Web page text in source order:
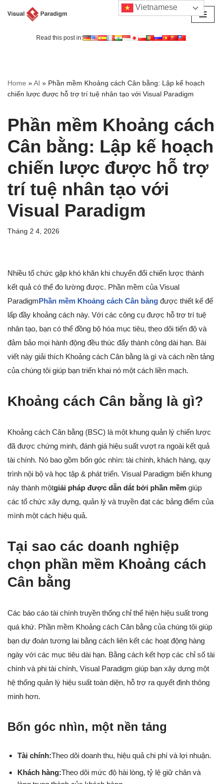
Read this post in:
Home »AI » Phần mềm Khoảng cách Cân bằng: Lập kế hoạch
chiến lược được hỗ trợ trí tuệ nhân tạo với Visual Paradigm
Phần mềm Khoảng cách
Cân bằng: Lập kế hoạch
chiến lược được hỗ trợ
trí tuệ nhân tạo với
Visual Paradigm
Tháng 2 4, 2026
Nhiều tổ chức gặp khó khăn khi chuyển đổi chiến lược thành
kết quả có thể đo lường được. Phần mềm của Visual
ParadigmPhần mềm Khoảng cách Cân bằng được thiết kế để
lấp đầy khoảng cách này. Với các công cụ được hỗ trợ trí tuệ
nhân tạo, bạn có thể đồng bộ hóa mục tiêu, theo dõi tiến độ và
đảm bảo mọi hành động đều thúc đẩy thành công dài hạn. Bài
viết này giải thích Khoảng cách Cân bằng là gì và cách nền tảng
của chúng tôi giúp bạn triển khai nó một cách liền mạch.
Khoảng cách Cân bằng là gì?
Khoảng cách Cân bằng (BSC) là một khung quản lý chiến lược
đã được chứng minh, đánh giá hiệu suất vượt ra ngoài kết quả
tài chính. Nó bao gồm bốn góc nhìn: tài chính, khách hàng, quy
trình nội bộ và học tập & phát triển. Visual Paradigm biến khung
này thành mộtgiải pháp được dẫn dắt bởi phần mềm giúp
các tổ chức xây dựng, quản lý và truyền đạt các bảng điểm của
mình một cách hiệu quả.
Tại sao các doanh nghiệp
chọn phần mềm Khoảng cách
Cân bằng
Các báo cáo tài chính truyền thống chỉ thể hiện hiệu suất trong
quá khứ. Phần mềm Khoảng cách Cân bằng của chúng tôi giúp
bạn dự đoán tương lai bằng cách liên kết các hoạt động hàng
ngày với các mục tiêu dài hạn. Bằng cách kết hợp các chỉ số tài
chính và phi tài chính, Visual Paradigm giúp bạn xây dựng một
hệ thống quản lý hiệu suất toàn diện, hỗ trợ ra quyết định thông
minh hơn.
Bốn góc nhìn, một nền tảng
Tài chính:Theo dõi doanh thu, hiệu quả chi phí và lợi nhuận.
Khách hàng:Theo dõi mức độ hài lòng, tỷ lệ giữ chân và
Vietnamese